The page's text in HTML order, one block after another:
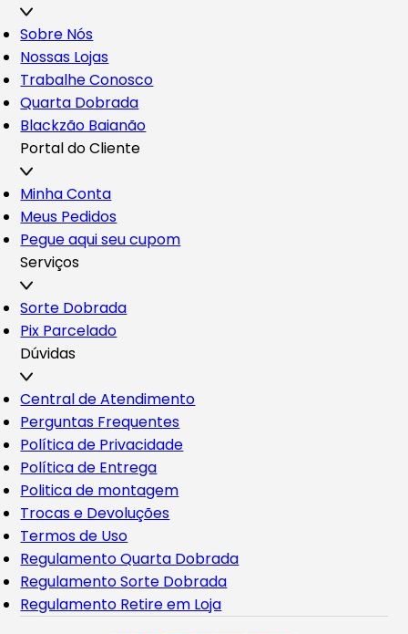
Sobre Nós
Nossas Lojas
Trabalhe Conosco
Quarta Dobrada
Blackzão Baianão
Portal do Cliente
Minha Conta
Meus Pedidos
Pegue aqui seu cupom
Serviços
Sorte Dobrada
Pix Parcelado
Dúvidas
Central de Atendimento
Perguntas Frequentes
Política de Privacidade
Política de Entrega
Politica de montagem
Trocas e Devoluções
Termos de Uso
Regulamento Quarta Dobrada
Regulamento Sorte Dobrada
Regulamento Retire em Loja